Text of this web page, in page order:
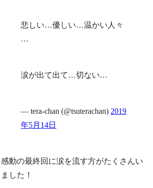
悲しい…優しい…温かい人々
…
涙が出て出て…切ない…
— tera-chan (@tsuterachan) 2019
年5月14日
感動の最終回に涙を流す方がたくさんい
ました！